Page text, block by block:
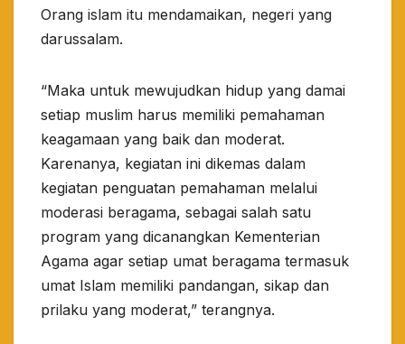
Orang islam itu mendamaikan, negeri yang
darussalam.
“Maka untuk mewujudkan hidup yang damai
setiap muslim harus memiliki pemahaman
keagamaan yang baik dan moderat.
Karenanya, kegiatan ini dikemas dalam
kegiatan penguatan pemahaman melalui
moderasi beragama, sebagai salah satu
program yang dicanangkan Kementerian
Agama agar setiap umat beragama termasuk
umat Islam memiliki pandangan, sikap dan
prilaku yang moderat,” terangnya.